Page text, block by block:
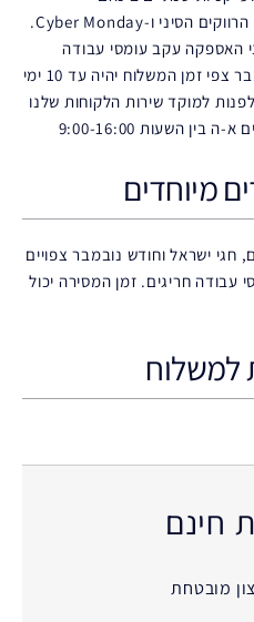
האספקה עקב עומסי עבודה
חריגים, על כן, במהלך חודש נובמבר צפי זמן המשלוח יהיה עד 10 ימי
למוקד שירות הלקוחות שלנו
מיוחדים
ישראל וחודש נובמבר צפויים
עבודה חריגים. זמן המסירה יכול
למשלוח
חינם
מובטחת